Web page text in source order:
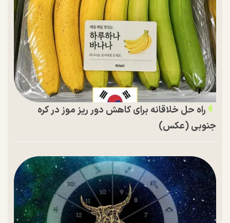
راه حل خلاقانه برای کاهش دور ریز موز در کره
جنوبی (عکس)